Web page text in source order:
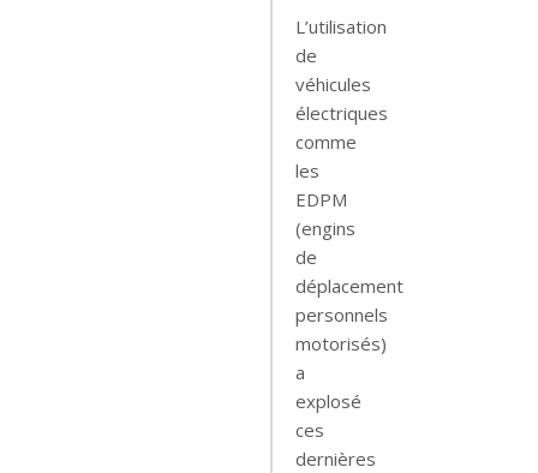
L’utilisation
de
véhicules
électriques
comme
les
EDPM
(engins
de
déplacement
personnels
motorisés)
a
explosé
ces
dernières